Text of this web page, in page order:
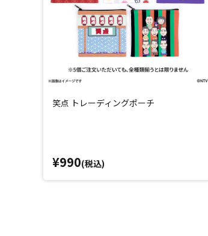
笑点 トレーディングポーチ
¥990(税込)